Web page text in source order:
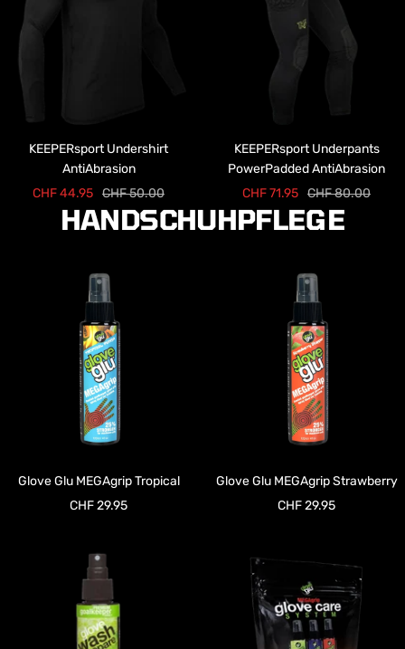
KEEPERsport Undershirt
AntiAbrasion
Angebotspreis
CHF 44.95 Regulärer
Preis
CHF 50.00
KEEPERsport Underpants
PowerPadded AntiAbrasion
Angebotspreis
CHF 71.95 Regulärer
Preis
CHF 80.00
HANDSCHUHPFLEGE
Glove Glu MEGAgrip Tropical
Angebotspreis
CHF 29.95
Glove Glu MEGAgrip Strawberry
Angebotspreis
CHF 29.95